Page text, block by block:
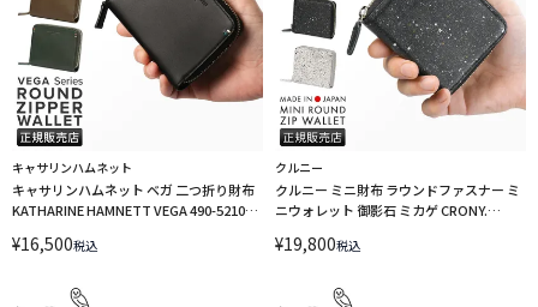
キャサリンハムネット
キャサリンハムネット ベガ 二つ折り財布
KATHARINE HAMNETT VEGA 490-52103
¥16,500税込
クルニー
クルニー ミニ財布 ラウンドファスナー ミ
ニウォレット 御影石 ミカゲ CRONY.
10
¥19,800税込